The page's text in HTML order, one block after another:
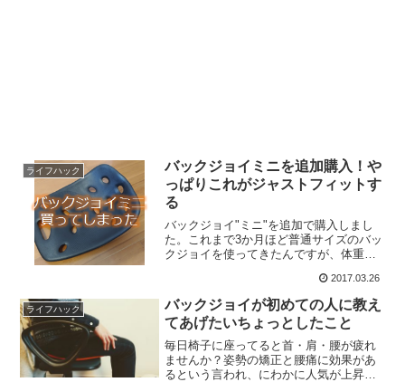
ライフハック
バックジョイミニを追加購入！や
っぱりこれがジャストフィットす
る
バックジョイ"ミニ"を追加で購入しまし
た。これまで3か月ほど普通サイズのバッ
クジョイを使ってきたんですが、体重
て、いまいちしっくりこなかったのがそ
の理由でございます。（以前ご紹介した
普通サイズのレビュー...
2017.03.26
ライフハック
バックジョイが初めての人に教え
てあげたいちょっとしたこと
毎日椅子に座ってると首・肩・腰が疲れ
ませんか？姿勢の矯正と腰痛に効果があ
るという言われ、にわかに人気が上昇し